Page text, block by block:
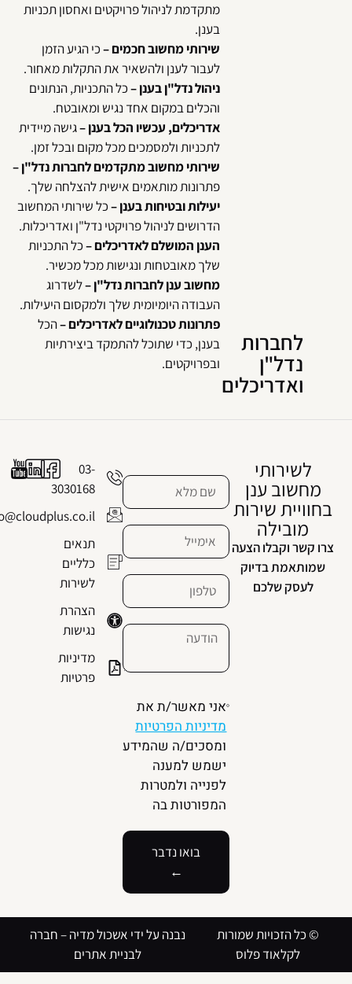
לחברות
נדל"ן
ואדריכלים
מתקדמת לניהול פרויקטים ואחסון תכניות
בענן.
שירותי מחשוב חכמים –כי הגיע הזמן
לעבור לענן ולהשאיר את התקלות מאחור.
ניהול נדל"ן בענן –כל התכניות, הנתונים
והכלים במקום אחד נגיש ומאובטח.
אדריכלים, עכשיו הכל בענן –גישה מיידית
לתכניות ולמסמכים מכל מקום ובכל זמן.
שירותי מחשוב מתקדמים לחברות נדל"ן –
פתרונות מותאמים אישית להצלחה שלך.
יעילות ובטיחות בענן –כל שירותי המחשוב
הדרושים לניהול פרויקטי נדל"ן ואדריכלות.
הענן המושלם לאדריכלים –כל התכניות
שלך מאובטחות ונגישות מכל מכשיר.
מחשוב ענן לחברות נדל"ן –לשדרוג
העבודה היומיומית שלך ולמקסום היעילות.
פתרונות טכנולוגיים לאדריכלים –הכל
בענן, כדי שתוכל להתמקד ביצירתיות
ובפרויקטים.
לשירותי
מחשוב ענן
בחוויית שירות
מובילה
צרו קשר וקבלו הצעה
שמותאמת בדיוק
לעסק שלכם
03-
3030168
info@cloudplus.co.il
תנאים
כלליים
לשירות
הצהרת
נגישות
מדיניות
פרטיות
אני מאשר/ת את
מדיניות הפרטיות
ומסכים/ה שהמידע
ישמש למענה
לפנייה ולמטרות
המפורטות בה
בואו נדבר
נבנה על ידי אשכול מדיה –חברה
לבניית אתרים
© כל הזכויות שמורות
לקלאוד פלוס